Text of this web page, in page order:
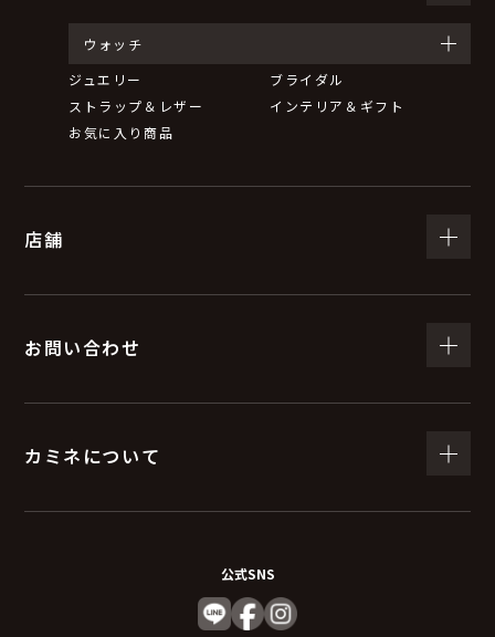
ウォッチ
ジュエリー
ブライダル
ストラップ＆レザー
インテリア＆ギフト
お気に入り商品
店舗
お問い合わせ
カミネについて
公式SNS